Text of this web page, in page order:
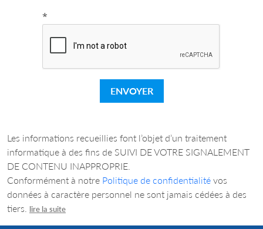
*
ENVOYER
Les informations recueillies font l’objet d’un traitement
informatique à des fins de SUIVI DE VOTRE SIGNALEMENT
DE CONTENU INAPPROPRIE.
Conformément à notre Politique de confidentialité vos
données à caractère personnel ne sont jamais cédées à des
tiers.
lire la suite